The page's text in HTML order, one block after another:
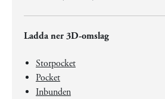
Ladda ner 3D-omslag
Storpocket
Pocket
Inbunden